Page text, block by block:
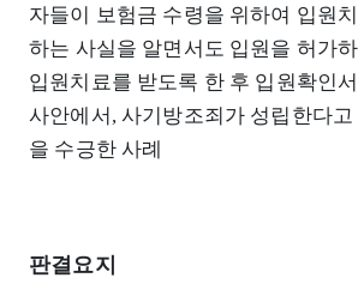
자들이 보험금 수령을 위하여 입원
하는 사실을 알면서도 입원을 허가
입원치료를 받도록 한 후 입원확인
사안에서, 사기방조죄가 성립한다
을 수긍한 사례
판결요지